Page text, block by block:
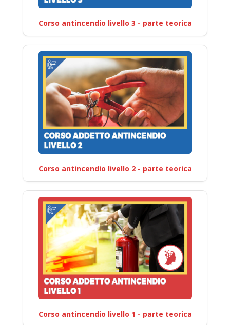
Corso antincendio livello 3 - parte teorica
Corso antincendio livello 2 - parte teorica
Corso antincendio livello 1 - parte teorica